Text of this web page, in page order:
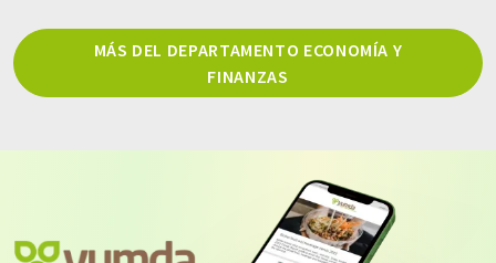
MÁS DEL DEPARTAMENTO ECONOMÍA Y
FINANZAS